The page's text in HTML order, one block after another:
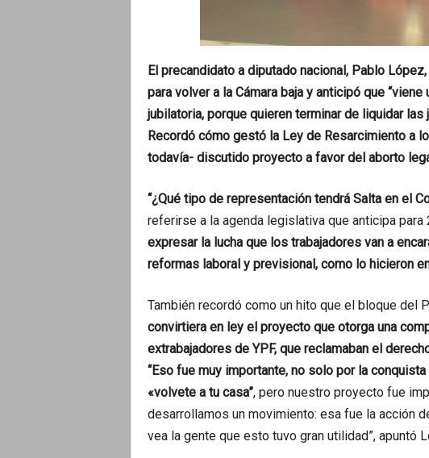
El precandidato a diputado nacional, Pablo
para volver a la Cámara baja y anticipó que
jubilatoria, porque quieren terminar de liquidar
Recordó cómo gestó la Ley de Resarcimiento a
todavía- discutido proyecto a favor del aborto
“¿Qué tipo de representación tendrá Salta en el
referirse a la agenda legislativa que anticipa para
expresar la lucha que los trabajadores van a
reformas laboral y previsional, como lo hicieron
También recordó como un hito que el bloque del
convirtiera en ley el proyecto que otorga una
extrabajadores de YPF, que reclamaban el
“Eso fue muy importante, no solo por la
«volvete a tu casa”, pero nuestro proyecto fue
desarrollamos un movimiento: esa fue la acción
vea la gente que esto tuvo gran utilidad”, apuntó